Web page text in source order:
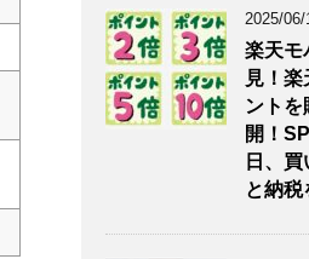
2025/06/
楽天モ
見！
ント
開！
日、
と納税